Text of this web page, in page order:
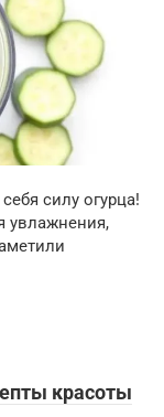
силу огурца!
увлажнения,
красоты